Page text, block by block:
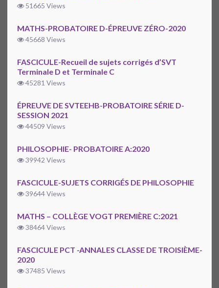
51665 Views
MATHS-PROBATOIRE D-ÉPREUVE ZÉRO-2020
45668 Views
FASCICULE-Recueil de sujets corrigés d’SVT
Terminale D et Terminale C
45281 Views
ÉPREUVE DE SVTEEHB-PROBATOIRE SÉRIE D-
SESSION 2021
44509 Views
PHILOSOPHIE- PROBATOIRE A:2020
39942 Views
FASCICULE-SUJETS CORRIGÉS DE PHILOSOPHIE
39644 Views
MATHS – COLLÈGE VOGT PREMIÈRE C:2021
38464 Views
FASCICULE PCT -ANNALES CLASSE DE TROISIÈME-
2020
37485 Views